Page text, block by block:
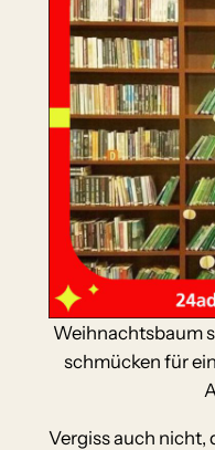
Weihnachtsbaum
schmücken für
Vergiss auch nicht,